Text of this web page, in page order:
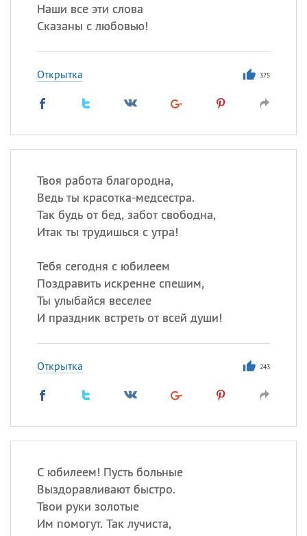
Наши все эти слова
Сказаны с любовью!
Открытка 375
Твоя работа благородна,
Ведь ты красотка-медсестра.
Так будь от бед, забот свободна,
Итак ты трудишься с утра!
Тебя сегодня с юбилеем
Поздравить искренне спешим,
Ты улыбайся веселее
И праздник встреть от всей души!
Открытка 243
С юбилеем! Пусть больные
Выздоравливают быстро.
Твои руки золотые
Им помогут. Так лучиста,